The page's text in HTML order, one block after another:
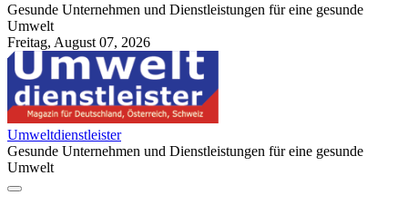
Gesunde Unternehmen und Dienstleistungen für eine gesunde
Umwelt
Freitag, August 07, 2026
StuttgartApotheke.com
Umweltdienstleister
Gesunde Unternehmen und Dienstleistungen für eine gesunde
Umwelt